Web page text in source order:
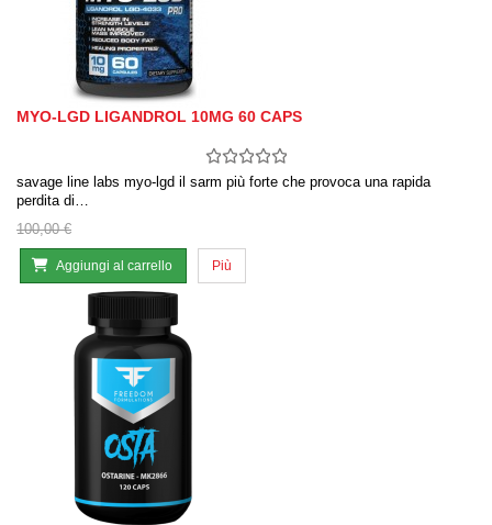
MYO-LGD LIGANDROL 10MG 60 CAPS
savage line labs myo-lgd il sarm più forte che provoca una rapida
perdita di…
100,00 €
Aggiungi al carrello Più